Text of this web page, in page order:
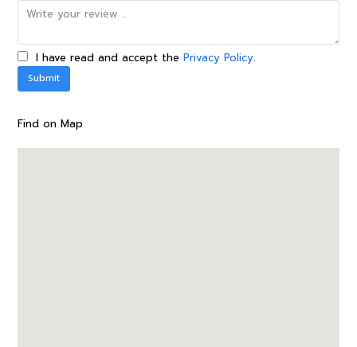
I have read and accept thePrivacy Policy.
Find on Map